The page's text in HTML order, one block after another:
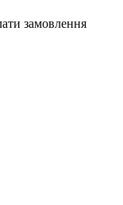
замовлення